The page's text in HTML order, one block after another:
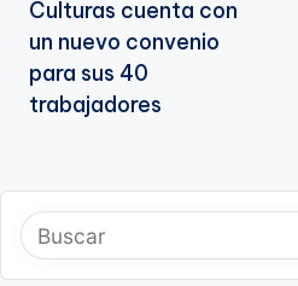
entradas
Culturas cuenta con
un nuevo convenio
para sus 40
trabajadores